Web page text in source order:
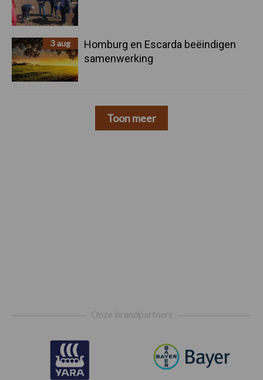
3 aug
Homburg en Escarda beëindigen
samenwerking
Toon meer
Onze brandpartners